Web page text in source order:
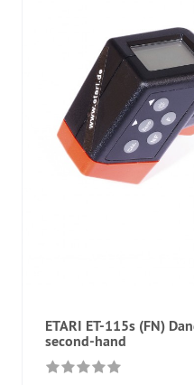
ETARI ET-115s (FN)
second-hand